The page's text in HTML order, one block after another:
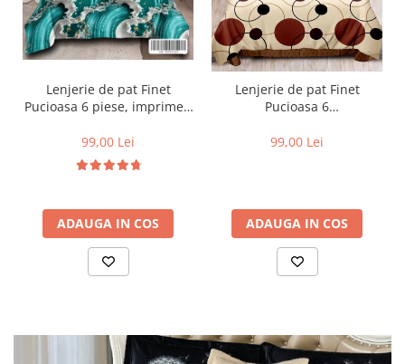
Lenjerie de pat Finet
Pucioasa 6 piese, imprimeu
alb și auriu-R619
99,00 Lei
ADAUGA IN COS
Lenjerie de pat Finet
Pucioasa 6
si buline-R369
99,00 Lei
ADAUGA IN COS